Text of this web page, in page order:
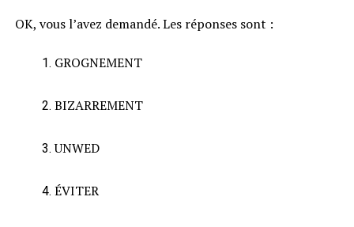
OK, vous l’avez demandé. Les réponses sont :
GROGNEMENT
BIZARREMENT
UNWED
ÉVITER